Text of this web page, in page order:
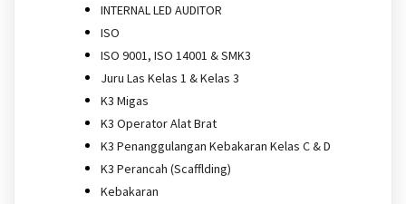
INTERNAL LED AUDITOR
ISO
ISO 9001, ISO 14001 & SMK3
Juru Las Kelas 1 & Kelas 3
K3 Migas
K3 Operator Alat Brat
K3 Penanggulangan Kebakaran Kelas C & D
K3 Perancah (Scafflding)
Kebakaran